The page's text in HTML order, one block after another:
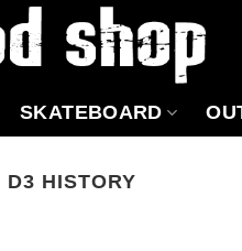
SKATEBOARD
D3 HISTORY